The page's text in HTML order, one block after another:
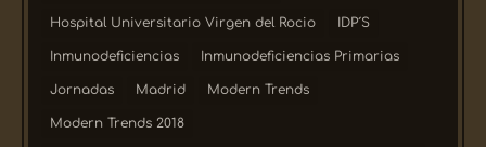
Hospital Universitario Virgen del Rocio IDP´S
Inmunodeficiencias Inmunodeficiencias Primarias
Jornadas Madrid Modern Trends
Modern Trends 2018